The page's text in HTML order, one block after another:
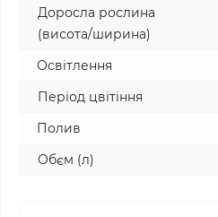
Доросла рослина
(висота/ширина)
Освітлення
Період цвітіння
Полив
Обєм (л)